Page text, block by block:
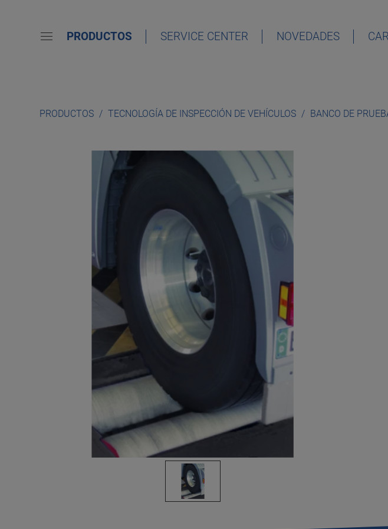
PRODUCTOS SERVICE CENTER NOVEDADES
PRODUCTOS TECNOLOGÍA DE INSPECCIÓN DE VEHÍCULOS BANCO DE